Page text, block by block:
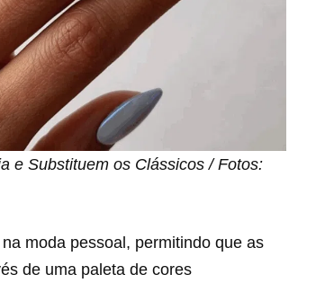
e Substituem os Clássicos / Fotos:
moda pessoal, permitindo que as
de uma paleta de cores